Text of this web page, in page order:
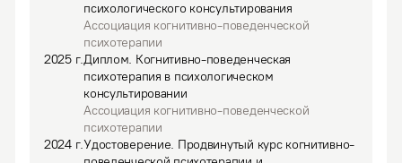
психологического консультирования
Ассоциация когнитивно-поведенческой
психотерапии
2025г.Диплом. Когнитивно-поведенческая
психотерапия в психологическом
консультировании
Ассоциация когнитивно-поведенческой
психотерапии
2024г.Удостоверение. Продвинутый курс когнитивно-